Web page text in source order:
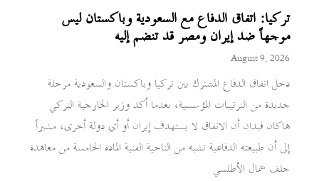
تركيا: اتفاق الدفاع مع السعودية وباكستان ليس
موجهاً ضد إيران ومصر قد تنضم إليه
August 9, 2026
دخل اتفاق الدفاع المشترك بين تركيا وباكستان والسعودية مرحلة
جديدة من الترتيبات المؤسسية، بعدما أكد وزير الخارجية التركي
هاكان فيدان أن الاتفاق لا يستهدف إيران أو أي دولة أخرى، مشيراً
إلى أن طبيعته الدفاعية تشبه من الناحية الفنية المادة الخامسة من معاهدة
حلف شمال الأطلسي